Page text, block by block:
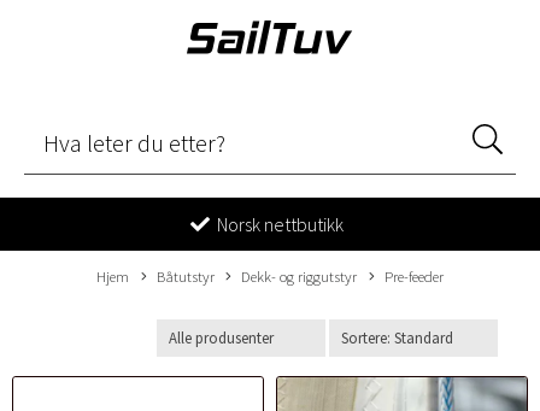
Norsk nettbutikk
Hjem Båtutstyr Dekk- og riggutstyr Pre-feeder